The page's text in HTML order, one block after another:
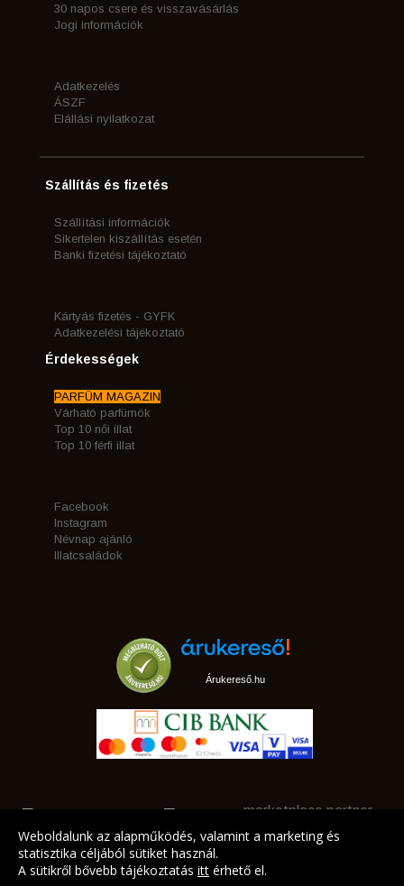
30 napos csere és visszavásárlás
Jogi információk
Adatkezelés
ÁSZF
Elállási nyilatkozat
Szállítás és fizetés
Szállítási információk
Sikertelen kiszállítás esetén
Banki fizetési tájékoztató
Kártyás fizetés - GYFK
Adatkezelési tájékoztató
Érdekességek
PARFÜM MAGAZIN
Várható parfümök
Top 10 női illat
Top 10 férfi illat
Facebook
Instagram
Névnap ajánló
Illatcsaládok
Árukereső.hu
marketplace partner
Weboldalunk az alapműködés, valamint a marketing és
statisztika céljából sütiket használ.
A sütikről bővebb tájékoztatás itt érhető el.